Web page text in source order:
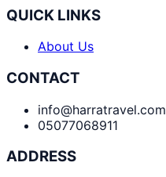
QUICK LINKS
About Us
CONTACT
info@harratravel.com
05077068911
ADDRESS